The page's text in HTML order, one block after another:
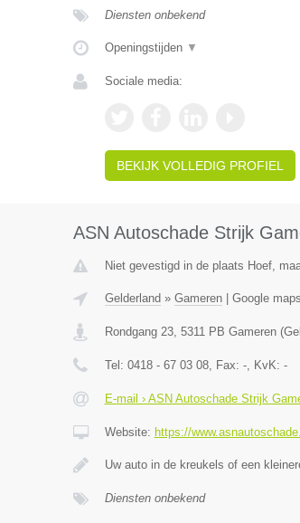
Diensten onbekend
Openingstijden ▼
Sociale media:
BEKIJK VOLLEDIG PROFIEL
ASN Autoschade Strijk
Niet gevestigd in de plaats Hoef,
Gelderland » Gameren| Google maps
Rondgang 23, 5311 PB Gameren(
Tel: 0418 - 67 03 08, Fax: -, KvK: -
E-mail › ASN Autoschade Strijk
Website: https://
Uw auto in de kreukels of een
Diensten onbekend